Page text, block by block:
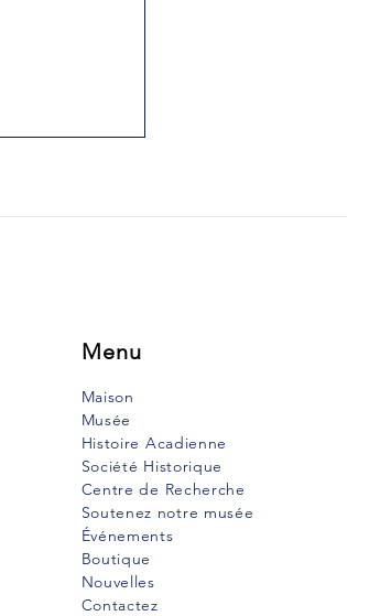
Menu
Maison
Musée
Histoire Acadienne
Société Historique
Centre de Recherche
Soutenez notre musée
Événements
Boutique
Nouvelles
Contactez